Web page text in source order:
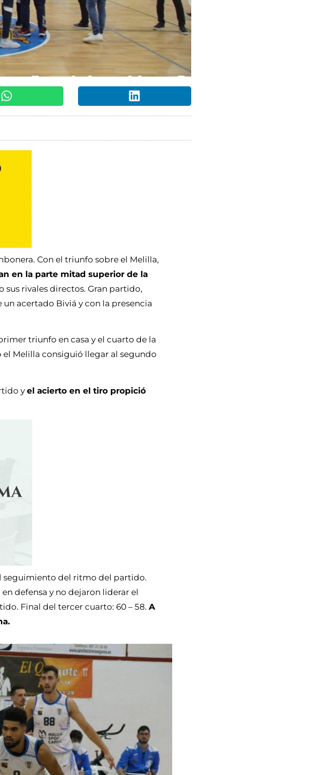
Con el triunfo sobre el Melilla,
en la parte mitad superior de la
rivales directos. Gran partido,
acertado Biviá y con la presencia
triunfo en casa y el cuarto de la
el Melilla consiguió llegar al segundo
y el acierto en el tiro propició
seguimiento del ritmo del partido.
defensa y no dejaron liderar el
Final del tercer cuarto: 60 – 58. A